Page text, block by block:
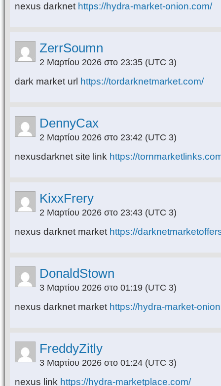
nexus darknet https://hydra-market-onion.com/
ZerrSoumn
2 Μαρτίου 2026 στο 23:35 (UTC 3)
dark market url https://tordarknetmarket.com/
DennyCax
2 Μαρτίου 2026 στο 23:42 (UTC 3)
nexusdarknet site link https://
KixxFrery
2 Μαρτίου 2026 στο 23:43 (UTC 3)
nexus darknet market https://
DonaldStown
3 Μαρτίου 2026 στο 01:19 (UTC 3)
nexus darknet market https://hydra-market-
FreddyZitly
3 Μαρτίου 2026 στο 01:24 (UTC 3)
nexus link https://hydra-marketplace.com/